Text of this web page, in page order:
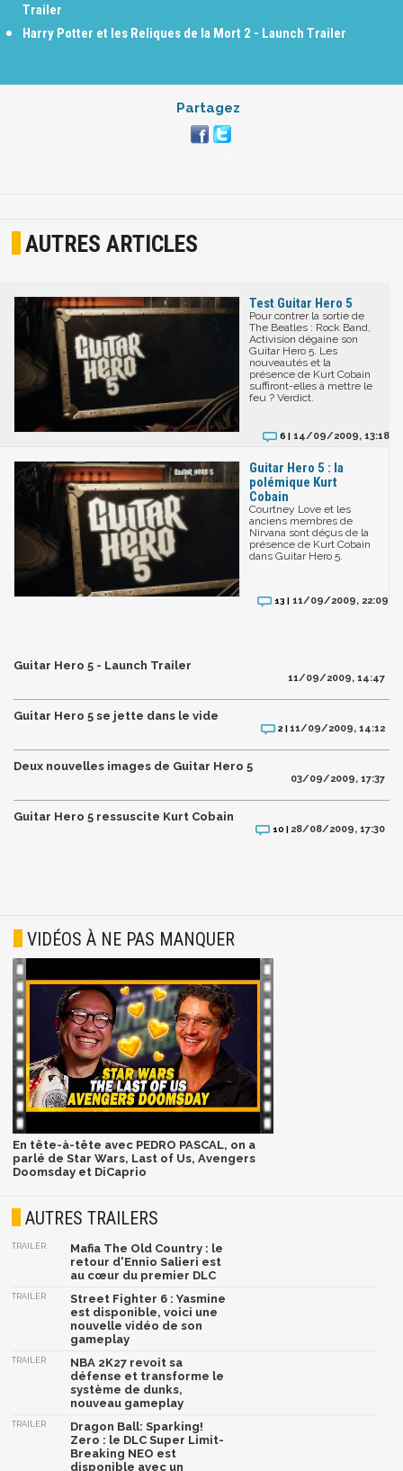
Trailer
Harry Potter et les Reliques de la Mort 2 - Launch Trailer
Partagez
AUTRES ARTICLES
Test Guitar Hero 5
Pour contrer la sortie de
The Beatles : Rock Band,
Activision dégaine son
Guitar Hero 5. Les
nouveautés et la
présence de Kurt Cobain
suffiront-elles à mettre le
feu ? Verdict.
6 | 14/09/2009, 13:18
Guitar Hero 5 : la
polémique Kurt
Cobain
Courtney Love et les
anciens membres de
Nirvana sont déçus de la
présence de Kurt Cobain
dans Guitar Hero 5.
13 | 11/09/2009, 22:09
Guitar Hero 5 - Launch Trailer
11/09/2009, 14:47
Guitar Hero 5 se jette dans le vide
2 |11/09/2009, 14:12
Deux nouvelles images de Guitar Hero 5
03/09/2009, 17:37
Guitar Hero 5 ressuscite Kurt Cobain
10 | 28/08/2009, 17:30
VIDÉOS À NE PAS MANQUER
En tête-à-tête avec PEDRO PASCAL, on a
parlé de Star Wars, Last of Us, Avengers
Doomsday et DiCaprio
AUTRES TRAILERS
TRAILER
Mafia The Old Country : le
retour d'Ennio Salieri est
au cœur du premier DLC
TRAILER
Street Fighter 6 : Yasmine
est disponible, voici une
nouvelle vidéo de son
gameplay
TRAILER
NBA 2K27 revoit sa
défense et transforme le
système de dunks,
nouveau gameplay
TRAILER
Dragon Ball: Sparking!
Zero : le DLC Super Limit-
Breaking NEO est
disponible avec un